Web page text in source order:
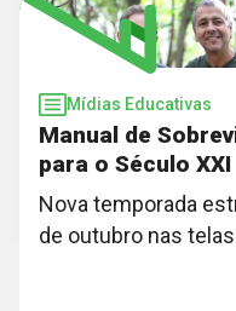
Mídias Educativas
Manual de
para o Século XXI
Nova temporada
de outubro nas